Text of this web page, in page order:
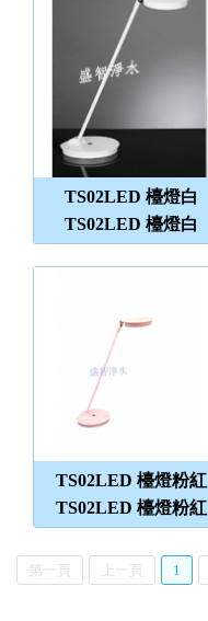
TS02LED 檯燈白
TS02LED 檯燈白
TS02LED 檯燈粉紅
TS02LED 檯燈粉紅
第一頁 上一頁 1